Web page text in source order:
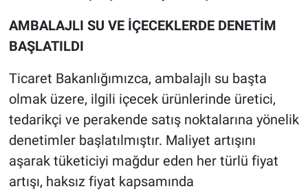
AMBALAJLI SU VE İÇECEKLERDE DENETİM
BAŞLATILDI
Ticaret Bakanlığımızca, ambalajlı su başta
olmak üzere, ilgili içecek ürünlerinde üretici,
tedarikçi ve perakende satış noktalarına yönelik
denetimler başlatılmıştır. Maliyet artışını
aşarak tüketiciyi mağdur eden her türlü fiyat
artışı, haksız fiyat kapsamında